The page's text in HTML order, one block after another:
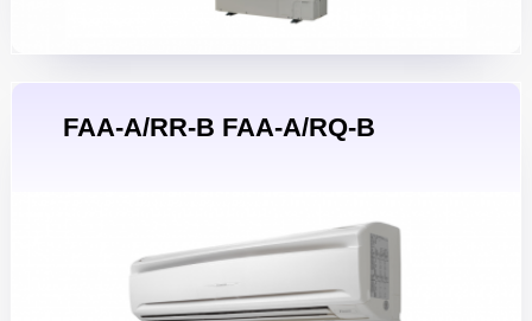
FAA-A/RR-B FAA-A/RQ-B